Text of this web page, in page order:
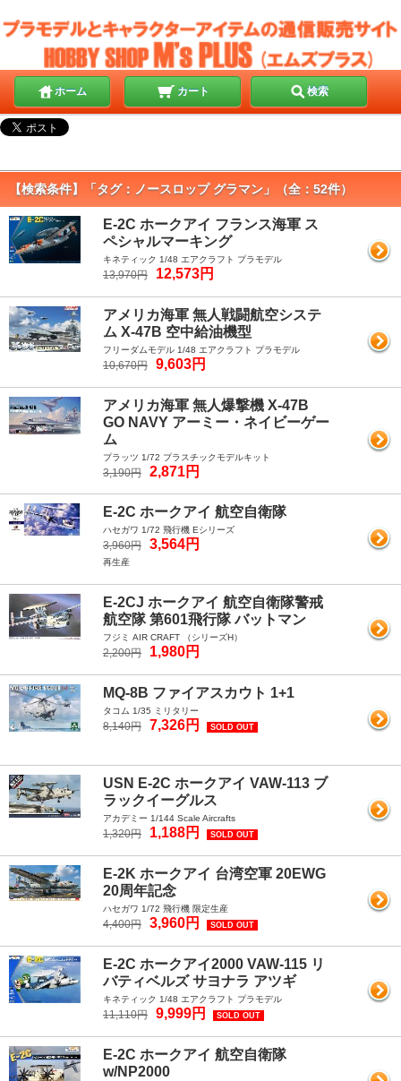
ホーム カート 検索
【検索条件】「タグ：ノースロップ グラマン」（全：52件）
E-2C ホークアイ フランス海軍 ス
ペシャルマーキング
キネティック 1/48 エアクラフト プラモデル
13,970円 12,573円
アメリカ海軍 無人戦闘航空システ
ム X-47B 空中給油機型
フリーダムモデル 1/48 エアクラフト プラモデル
10,670円 9,603円
アメリカ海軍 無人爆撃機 X-47B
GO NAVY アーミー・ネイビーゲー
ム
プラッツ 1/72 プラスチックモデルキット
3,190円 2,871円
E-2C ホークアイ 航空自衛隊
ハセガワ 1/72 飛行機 Eシリーズ
3,960円 3,564円
再生産
E-2CJ ホークアイ 航空自衛隊警戒
航空隊 第601飛行隊 バットマン
フジミ AIR CRAFT （シリーズH）
2,200円 1,980円
MQ-8B ファイアスカウト 1+1
タコム 1/35 ミリタリー
8,140円 7,326円 SOLD OUT
USN E-2C ホークアイ VAW-113 ブ
ラックイーグルス
アカデミー 1/144 Scale Aircrafts
1,320円 1,188円 SOLD OUT
E-2K ホークアイ 台湾空軍 20EWG
20周年記念
ハセガワ 1/72 飛行機 限定生産
4,400円 3,960円 SOLD OUT
E-2C ホークアイ2000 VAW-115 リ
バティベルズ サヨナラ アツギ
キネティック 1/48 エアクラフト プラモデル
11,110円 9,999円 SOLD OUT
E-2C ホークアイ 航空自衛隊
w/NP2000